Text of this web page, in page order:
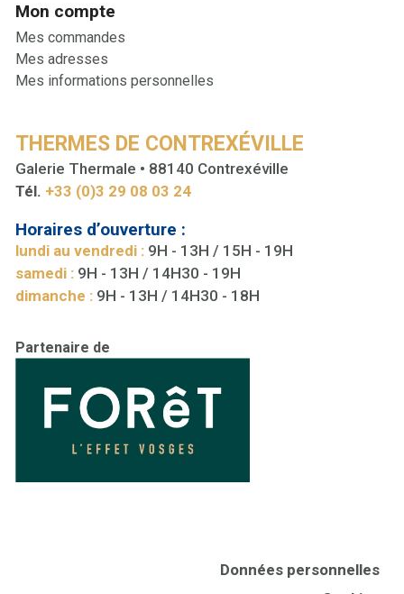
Mon compte
Mes commandes
Mes adresses
Mes informations personnelles
THERMES DE CONTREXÉVILLE
Galerie Thermale • 88140 Contrexéville
Tél. +33 (0)3 29 08 03 24
Horaires d’ouverture :
lundi au vendredi : 9H - 13H / 15H - 19H
samedi : 9H - 13H / 14H30 - 19H
dimanche : 9H - 13H / 14H30 - 18H
Partenaire de
Données personnelles